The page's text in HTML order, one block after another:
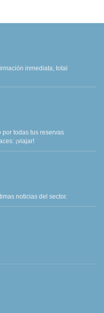
inmediata, total
por todas tus reservas
¡viajar!
noticias del sector.